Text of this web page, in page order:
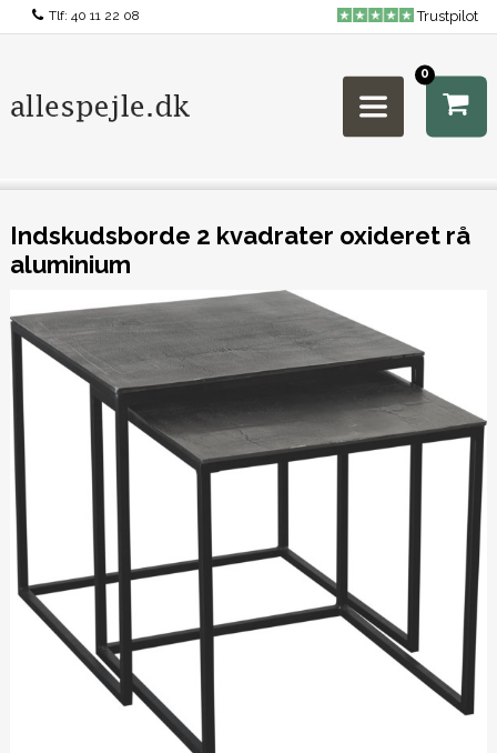
Tlf: 40 11 22 08 Trustpilot
0
Indskudsborde 2 kvadrater oxideret rå
aluminium